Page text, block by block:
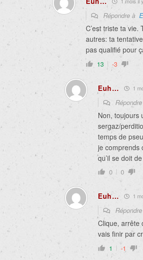
Répondre à
C’est triste ta vie.
autres: ta
pas qualifié pour
13 -3
Euh… 1
Non, toujours
sergaz/
temps de
je comprends
qu’il se doit
0 0
Euh… 1
Clique, arrête
vais finir par
1 -1